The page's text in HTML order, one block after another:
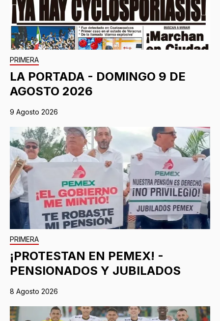
PRIMERA
LA PORTADA - DOMINGO 9 DE
AGOSTO 2026
9 Agosto 2026
PRIMERA
¡PROTESTAN EN PEMEX! -
PENSIONADOS Y JUBILADOS
8 Agosto 2026